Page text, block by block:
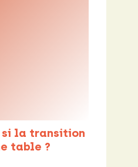
la transition
table ?